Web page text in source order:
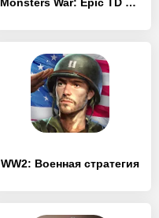
WW2: Военная стратегия